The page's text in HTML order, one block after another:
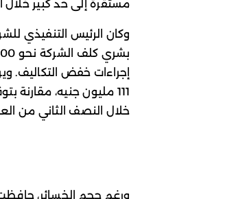
مستقرة إلى حد كبير خلال
وكان الرئيس التنفيذي
إجراءات خفض التكاليف.
خلال النصف الثاني من